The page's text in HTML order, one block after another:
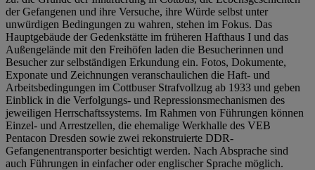
der Gefangenen und ihre Versuche, ihre Würde selbst unter
unwürdigen Bedingungen zu wahren, stehen im Fokus. Das
Hauptgebäude der Gedenkstätte im früheren Hafthaus I und das
Außengelände mit den Freihöfen laden die Besucherinnen und
Besucher zur selbständigen Erkundung ein. Fotos, Dokumente,
Exponate und Zeichnungen veranschaulichen die Haft- und
Arbeitsbedingungen im Cottbuser Strafvollzug ab 1933 und geben
Einblick in die Verfolgungs- und Repressionsmechanismen des
jeweiligen Herrschaftssystems. Im Rahmen von Führungen können
Einzel- und Arrestzellen, die ehemalige Werkhalle des VEB
Pentacon Dresden sowie zwei rekonstruierte DDR-
Gefangenentransporter besichtigt werden. Nach Absprache sind
auch Führungen in einfacher oder englischer Sprache möglich.